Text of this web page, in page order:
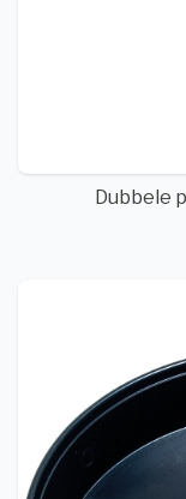
Dubbele